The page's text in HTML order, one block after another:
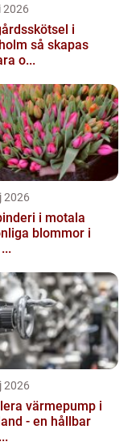
2026
i
skapas
o...
2026
i motala
blommor i
2026
värmepump i
- en hållbar